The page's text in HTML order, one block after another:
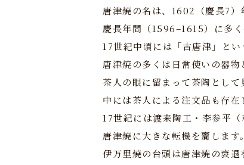
唐津焼の名は、1602（慶長7）
慶長年間（1596–1615）に多く
17世紀中頃には「古唐津」と
唐津焼の多くは日常使いの器
茶人の眼に留まって茶陶として
中には茶人による注文品も存在
17世紀には渡来陶工・李参平
唐津焼に大きな転機を齎します。
伊万里焼の台頭は唐津焼の衰